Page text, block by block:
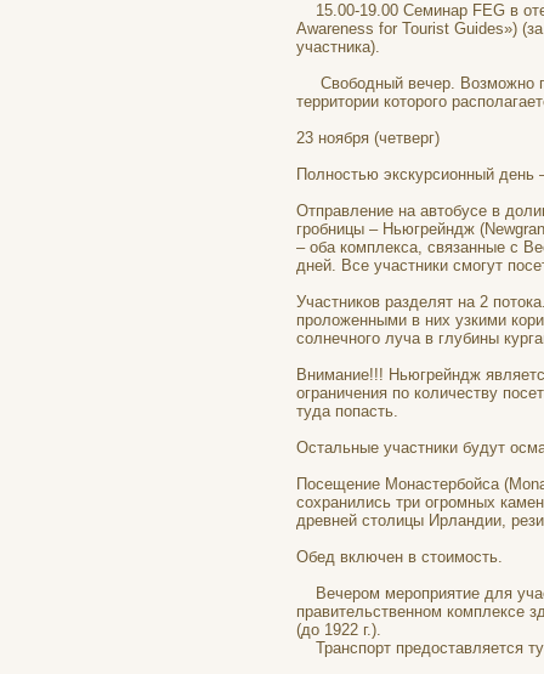
15.00-19.00 Семинар FEG в
Awareness for Tourist Guides»)
участника).
Свободный вечер. Возможно
территории которого
23 ноября (четверг)
Полностью экскурсионный
Отправление на автобусе в
гробницы – Ньюгрейндж
– оба комплекса, связанные с
дней. Все участники смогут
Участников разделят на 2
проложенными в них узкими
солнечного луча в глубины
Внимание!!! Ньюгрейндж
ограничения по количеству
туда попасть.
Остальные участники будут
Посещение Монастербойса
сохранились три огромных
древней столицы Ирландии,
Обед включен в стоимость.
Вечером мероприятие для
правительственном комплексе
(до 1922 г.).
Транспорт предоставляется